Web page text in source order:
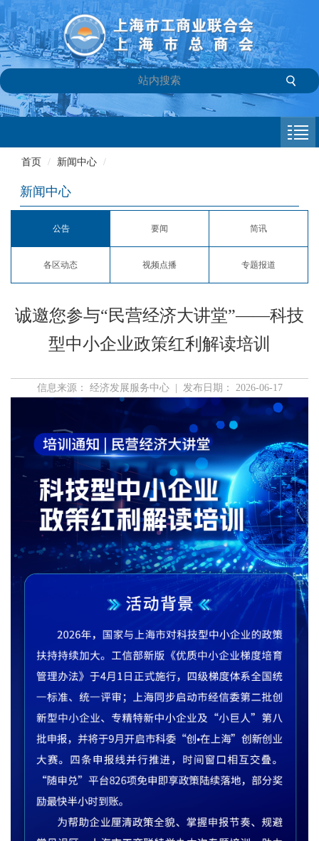
会员专栏
参政议政
信息库
联系我们
首页 / 新闻中心 /
新闻中心
公告 要闻 简讯
各区动态 视频点播 专题报道
诚邀您参与“民营经济大讲堂”——科技
型中小企业政策红利解读培训
信息来源： 经济发展服务中心 | 发布日期： 2026-06-17